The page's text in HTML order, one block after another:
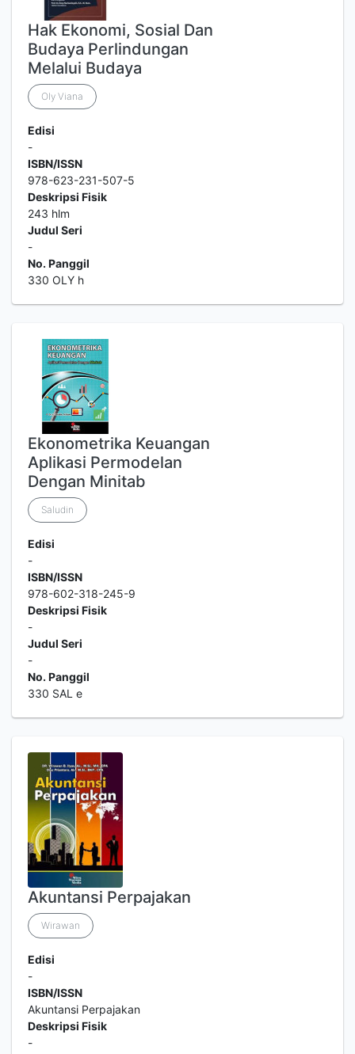
Hak Ekonomi, Sosial Dan
Budaya Perlindungan
Melalui Budaya
Oly Viana
Edisi
-
ISBN/ISSN
978-623-231-507-5
Deskripsi Fisik
243 hlm
Judul Seri
-
No. Panggil
330 OLY h
Ekonometrika Keuangan
Aplikasi Permodelan
Dengan Minitab
Saludin
Edisi
-
ISBN/ISSN
978-602-318-245-9
Deskripsi Fisik
-
Judul Seri
-
No. Panggil
330 SAL e
Akuntansi Perpajakan
Wirawan
Edisi
-
ISBN/ISSN
Akuntansi Perpajakan
Deskripsi Fisik
-